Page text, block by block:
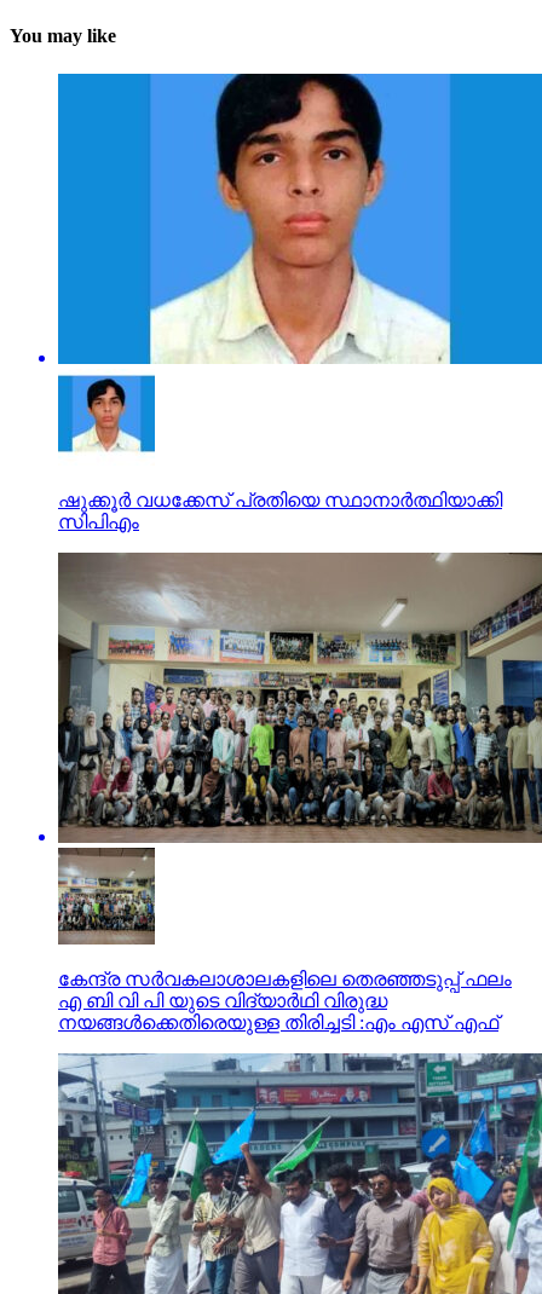
You may like
ഷുക്കൂര്‍ വധക്കേസ് പ്രതിയെ സ്ഥാനാര്‍ത്ഥിയാക്കി
സിപിഎം
കേന്ദ്ര സർവകലാശാലകളിലെ തെരഞ്ഞടുപ്പ് ഫലം
എ ബി വി പി യുടെ വിദ്യാർഥി വിരുദ്ധ
നയങ്ങൾക്കെതിരെയുള്ള തിരിച്ചടി :എം എസ് എഫ്